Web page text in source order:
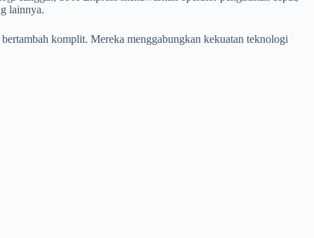
lainnya.
komplit. Mereka menggabungkan kekuatan teknologi